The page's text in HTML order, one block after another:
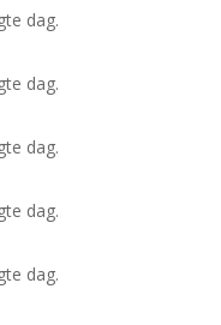
dag.
dag.
dag.
dag.
dag.